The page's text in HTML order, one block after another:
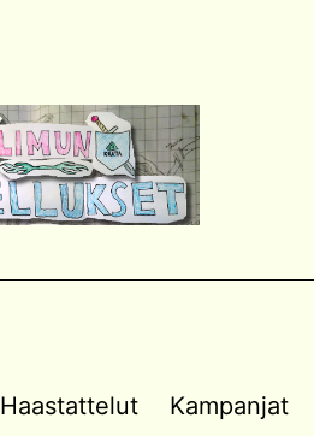
Haastattelut Kampanjat